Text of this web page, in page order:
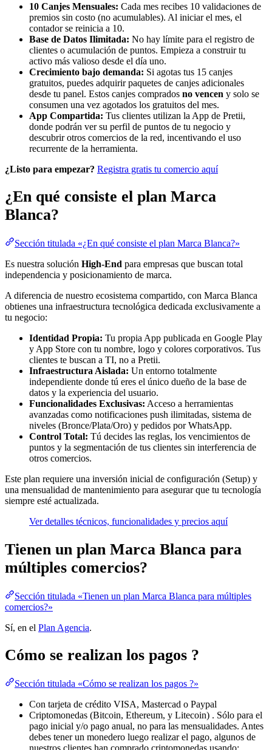
10 Canjes Mensuales: Cada mes recibes 10 validaciones de
premios sin costo (no acumulables). Al iniciar el mes, el
contador se reinicia a 10.
Base de Datos Ilimitada: No hay límite para el registro de
clientes o acumulación de puntos. Empieza a construir tu
activo más valioso desde el día uno.
Crecimiento bajo demanda: Si agotas tus 15 canjes
gratuitos, puedes adquirir paquetes de canjes adicionales
desde tu panel. Estos canjes comprados no vencen y solo se
consumen una vez agotados los gratuitos del mes.
App Compartida: Tus clientes utilizan la App de Pretii,
donde podrán ver su perfil de puntos de tu negocio y
descubrir otros comercios de la red, incentivando el uso
recurrente de la herramienta.
¿Listo para empezar? Registra gratis tu comercio aquí
¿En qué consiste el plan Marca
Blanca?
Sección titulada «¿En qué consiste el plan Marca Blanca?»
Es nuestra solución High-End para empresas que buscan total
independencia y posicionamiento de marca.
A diferencia de nuestro ecosistema compartido, con Marca Blanca
obtienes una infraestructura tecnológica dedicada exclusivamente a
tu negocio:
Identidad Propia: Tu propia App publicada en Google Play
y App Store con tu nombre, logo y colores corporativos. Tus
clientes te buscan a TI, no a Pretii.
Infraestructura Aislada: Un entorno totalmente
independiente donde tú eres el único dueño de la base de
datos y la experiencia del usuario.
Funcionalidades Exclusivas: Acceso a herramientas
avanzadas como notificaciones push ilimitadas, sistema de
niveles (Bronce/Plata/Oro) y pedidos por WhatsApp.
Control Total: Tú decides las reglas, los vencimientos de
puntos y la segmentación de tus clientes sin interferencia de
otros comercios.
Este plan requiere una inversión inicial de configuración (Setup) y
una mensualidad de mantenimiento para asegurar que tu tecnología
siempre esté actualizada.
Ver detalles técnicos, funcionalidades y precios aquí
Tienen un plan Marca Blanca para
múltiples comercios?
Sección titulada «Tienen un plan Marca Blanca para múltiples
comercios?»
Sí, en el Plan Agencia.
Cómo se realizan los pagos ?
Sección titulada «Cómo se realizan los pagos ?»
Con tarjeta de crédito VISA, Mastercad o Paypal
Criptomonedas (Bitcoin, Ethereum, y Litecoin) . Sólo para el
pago inicial y/o pago anual, no para las mensualidades. Antes
debes tener un monedero luego realizar el pago, algunos de